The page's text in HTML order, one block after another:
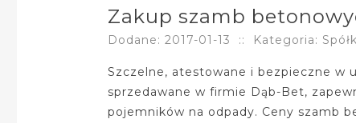
Zakup szamb
Dodane: 2017-01-13 :: Kategoria:
Szczelne, atestowane i bezpieczne w
sprzedawane w firmie Dąb-Bet,
pojemników na odpady. Ceny szamb